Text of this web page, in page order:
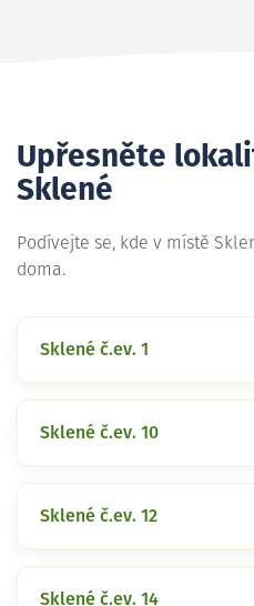
Upřesněte
Sklené
Podívejte se, kde v místě
doma.
Sklené č.ev. 1
Sklené č.ev. 10
Sklené č.ev. 12
Sklené č.ev. 14